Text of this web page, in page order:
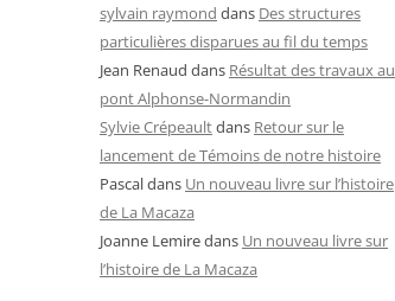
sylvain raymond dans Des structures
particulières disparues au fil du temps
Jean Renaud dans Résultat des travaux au
pont Alphonse-Normandin
Sylvie Crépeaultdans Retour sur le
lancement de Témoins de notre histoire
Pascaldans Un nouveau livre sur l’histoire
de La Macaza
Joanne Lemiredans Un nouveau livre sur
l’histoire de La Macaza